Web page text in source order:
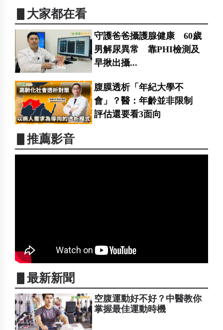
▋大家都在看
守護爸爸攝護腺健康 60歲
男解尿異常 靠PHI檢測及
早揪出攝...
腹膜透析「年紀大學不
會」？醫：年齡並非限制
評估還要看3面向
▋推薦影音
▋最新新聞
空腹運動好不好？中醫教你
掌握最佳運動時機